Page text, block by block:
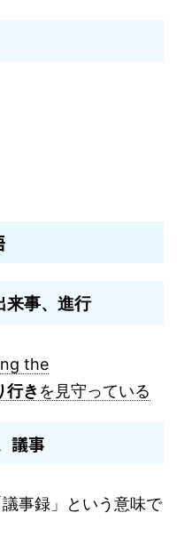
来事、進行
the
行き を見守っている
議事
事録」という意味で